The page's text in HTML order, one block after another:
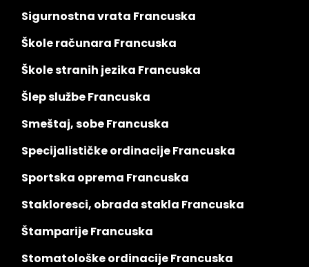
Sigurnostna vrata Francuska
Škole računara Francuska
Škole stranih jezika Francuska
Šlep službe Francuska
Smeštaj, sobe Francuska
Specijalističke ordinacije Francuska
Sportska oprema Francuska
Stakloresci, obrada stakla Francuska
Štamparije Francuska
Stomatološke ordinacije Francuska